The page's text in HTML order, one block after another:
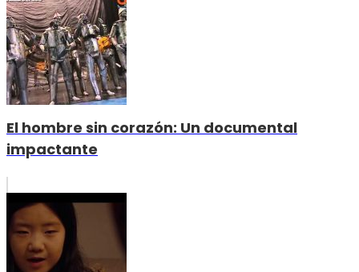
El hombre sin corazón: Un documental
impactante